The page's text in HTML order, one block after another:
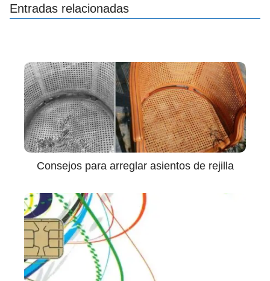
Entradas relacionadas
Consejos para arreglar asientos de rejilla